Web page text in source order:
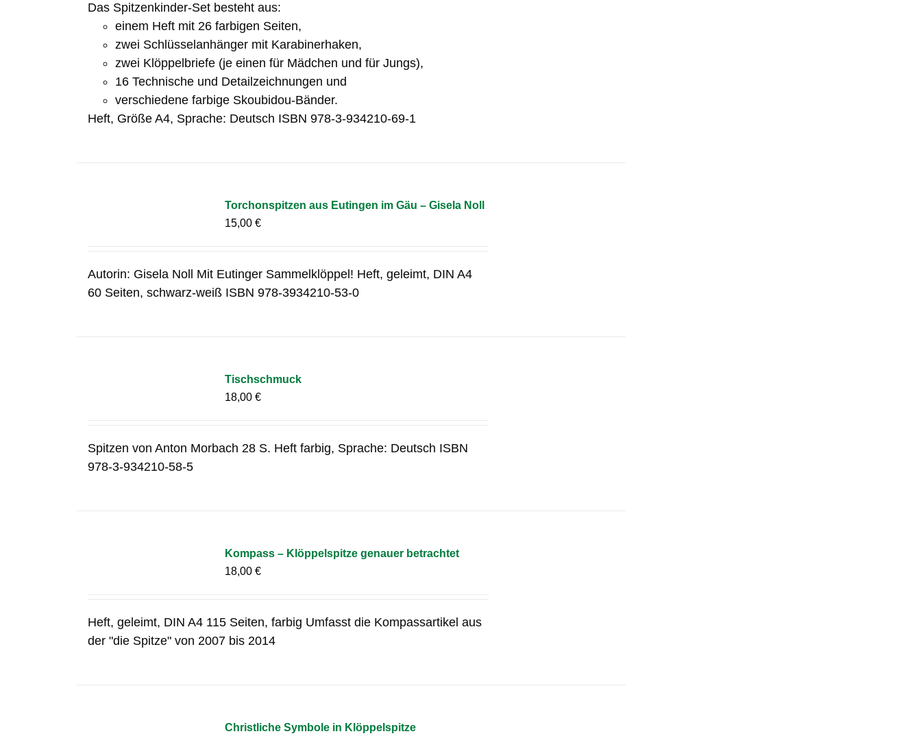
Das Spitzenkinder-Set besteht aus:
einem Heft mit 26 farbigen Seiten,
zwei Schlüsselanhänger mit Karabinerhaken,
zwei Klöppelbriefe (je einen für Mädchen und für Jungs),
16 Technische und Detailzeichnungen und
verschiedene farbige Skoubidou-Bänder.
Heft, Größe A4, Sprache: Deutsch ISBN 978-3-934210-69-1
Torchonspitzen aus Eutingen im Gäu – Gisela Noll
15,00€
Autorin: Gisela Noll Mit Eutinger Sammelklöppel! Heft, geleimt, DIN A4
60 Seiten, schwarz-weiß ISBN 978-3934210-53-0
Tischschmuck
18,00€
Spitzen von Anton Morbach 28 S. Heft farbig, Sprache: Deutsch ISBN
978-3-934210-58-5
Kompass – Klöppelspitze genauer betrachtet
18,00€
Heft, geleimt, DIN A4 115 Seiten, farbig Umfasst die Kompassartikel aus
der "die Spitze" von 2007 bis 2014
Christliche Symbole in Klöppelspitze